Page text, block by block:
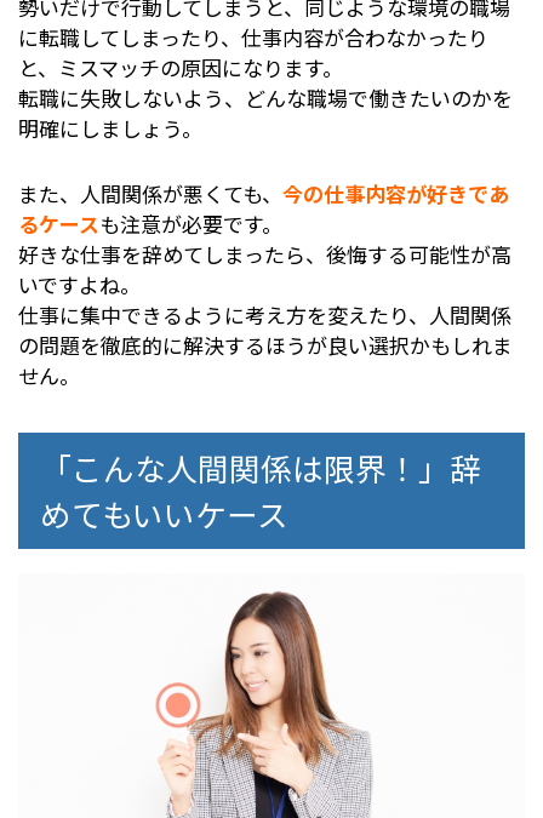
勢いだけで行動してしまうと、同じような環境の職場
に転職してしまったり、仕事内容が合わなかったり
と、ミスマッチの原因になります。
転職に失敗しないよう、どんな職場で働きたいのかを
明確にしましょう。
また、人間関係が悪くても、 今の仕事内容が好きであ
るケースも注意が必要です。
好きな仕事を辞めてしまったら、後悔する可能性が高
いですよね。
仕事に集中できるように考え方を変えたり、人間関係
の問題を徹底的に解決するほうが良い選択かもしれま
せん。
「こんな人間関係は限界！」辞
めてもいいケース